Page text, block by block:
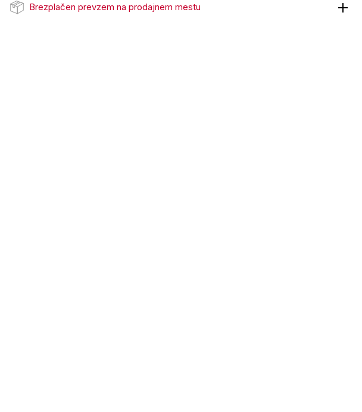
Brezplačen prevzem na prodajnem mestu
Brezplačen prevzem na prodajnem mestu